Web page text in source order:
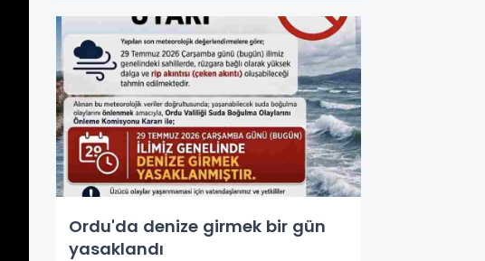
Ordu'da denize girmek bir gün
yasaklandı